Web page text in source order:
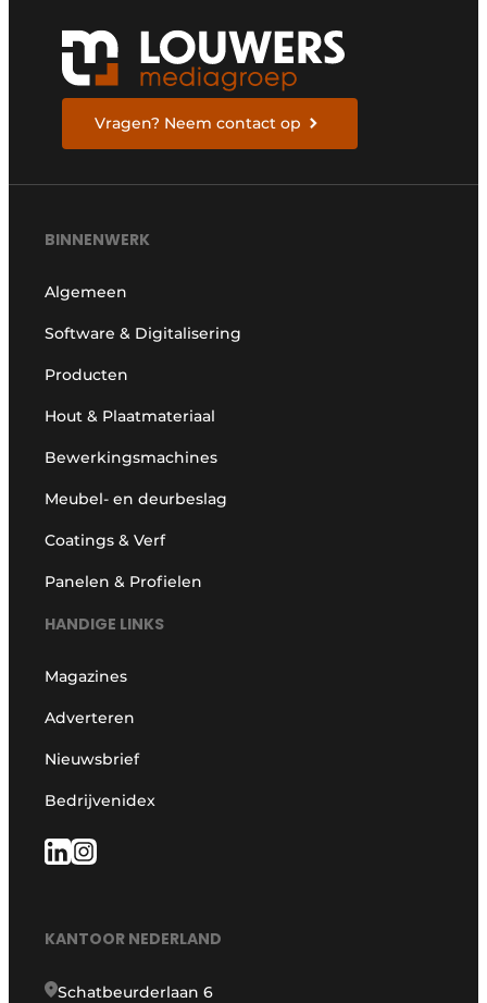
Vragen? Neem contact op
BINNENWERK
Algemeen
Software & Digitalisering
Producten
Hout & Plaatmateriaal
Bewerkingsmachines
Meubel- en deurbeslag
Coatings & Verf
Panelen & Profielen
HANDIGE LINKS
Magazines
Adverteren
Nieuwsbrief
Bedrijvenidex
KANTOOR NEDERLAND
Schatbeurderlaan 6